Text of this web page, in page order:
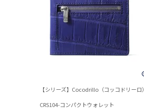
【シリーズ】Cocodrillo（コッコドリーロ）
CRS104-コンパクトウォレット